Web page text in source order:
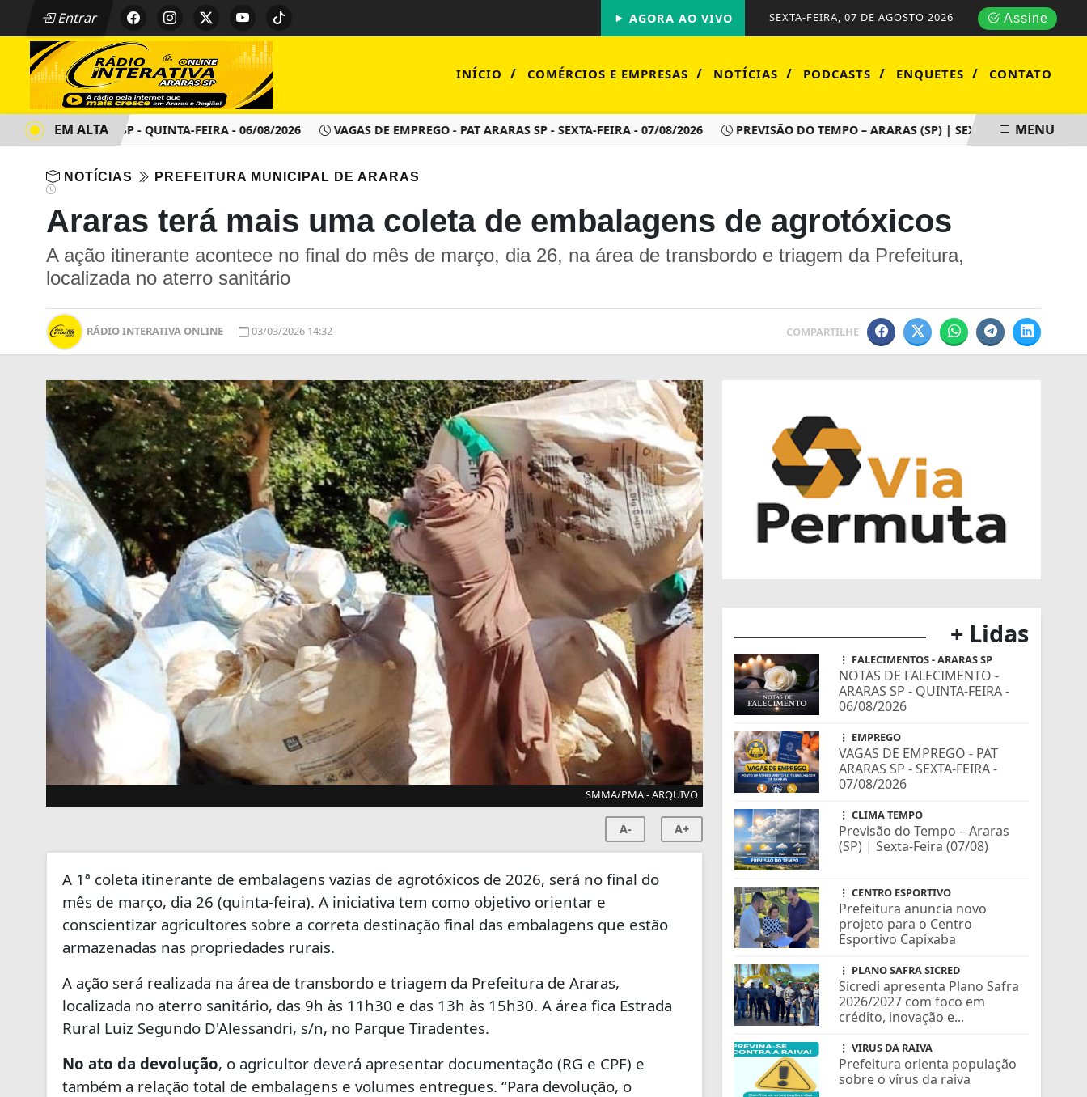
Entrar Assine
SEXTA-FEIRA, 07 DE AGOSTO 2026
AGORA AO VIVO
INÍCIO / COMÉRCIOS E EMPRESAS / NOTÍCIAS / PODCASTS / ENQUETES / CONTATO
- ARARAS SP - QUINTA-FEIRA - 06/08/2026 VAGAS DE EMPREGO - PAT ARARAS SP - SEXTA-FEIRA - 07/08/2026 PREVISÃO DO TEMPO – ARARAS (SP) | SEXTA-FEIRA (07/08)
EM ALTA MENU
NOTÍCIAS PREFEITURA MUNICIPAL DE ARARAS
Araras terá mais uma coleta de embalagens de agrotóxicos
A ação itinerante acontece no final do mês de março, dia 26, na área de transbordo e triagem da Prefeitura,
localizada no aterro sanitário
RÁDIO INTERATIVA ONLINE 03/03/2026 14:32 COMPARTILHE
SMMA/PMA - ARQUIVO
A- A+
A 1ª coleta itinerante de embalagens vazias de agrotóxicos de 2026, será no final do
mês de março, dia 26 (quinta-feira). A iniciativa tem como objetivo orientar e
conscientizar agricultores sobre a correta destinação final das embalagens que estão
armazenadas nas propriedades rurais.
A ação será realizada na área de transbordo e triagem da Prefeitura de Araras,
localizada no aterro sanitário, das 9h às 11h30 e das 13h às 15h30. A área fica Estrada
Rural Luiz Segundo D'Alessandri, s/n, no Parque Tiradentes.
No ato da devolução, o agricultor deverá apresentar documentação (RG e CPF) e
também a relação total de embalagens e volumes entregues. “Para devolução, o
+ Lidas
FALECIMENTOS - ARARAS SP
NOTAS DE FALECIMENTO -
ARARAS SP - QUINTA-FEIRA -
06/08/2026
EMPREGO
VAGAS DE EMPREGO - PAT
ARARAS SP - SEXTA-FEIRA -
07/08/2026
CLIMA TEMPO
Previsão do Tempo – Araras
(SP) | Sexta-Feira (07/08)
CENTRO ESPORTIVO
Prefeitura anuncia novo
projeto para o Centro
Esportivo Capixaba
PLANO SAFRA SICRED
Sicredi apresenta Plano Safra
2026/2027 com foco em
crédito, inovação e...
VIRUS DA RAIVA
Prefeitura orienta população
sobre o vírus da raiva